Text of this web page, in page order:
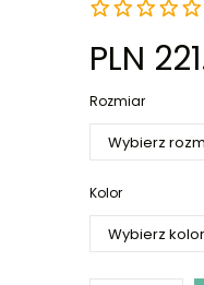
Zapomniałeś hasła?
Nie masz konta?
PLN
Rozmiar
Kolor